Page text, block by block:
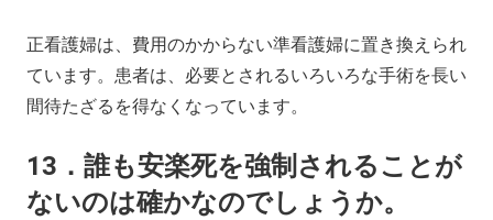
正看護婦は、費用のかからない準看護婦に置き換えられ
ています。患者は、必要とされるいろいろな手術を長い
間待たざるを得なくなっています。
13．誰も安楽死を強制されることが
ないのは確かなのでしょうか。